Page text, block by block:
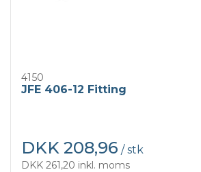
4150
JFE 406-12 Fitting
DKK 208,96 / stk
DKK 261,20 inkl. moms